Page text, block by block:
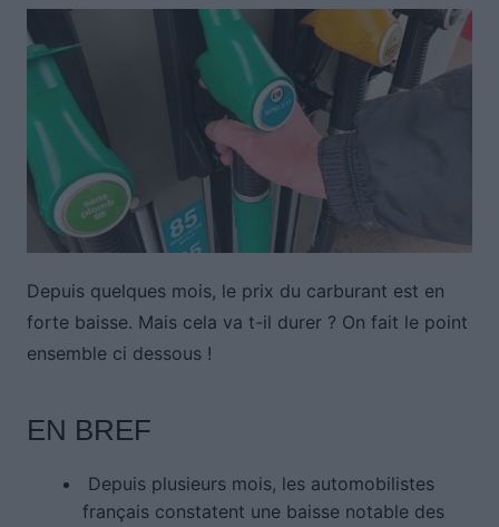
Depuis quelques mois, le prix du carburant est en
forte baisse. Mais cela va t-il durer ? On fait le point
ensemble ci dessous !
EN BREF
Depuis plusieurs mois, les automobilistes
français constatent une baisse notable des